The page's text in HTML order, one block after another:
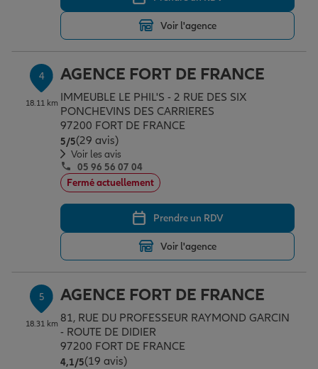
Tous nos devis d'assurance
Voir l'agence
4
18.11 km
AGENCE FORT DE FRANCE
IMMEUBLE LE PHIL'S - 2 RUE DES SIX
PONCHEVINS DES CARRIERES
97200 FORT DE FRANCE
5/5Note de 5 sur 5
(29 avis)
Voir les avis
05 96 56 07 04
Fermé actuellement
Prendre un RDV
Voir l'agence
5
18.31 km
AGENCE FORT DE FRANCE
81, RUE DU PROFESSEUR RAYMOND GARCIN
- ROUTE DE DIDIER
97200 FORT DE FRANCE
4,1/5Note de 4.1 sur 5
(19 avis)